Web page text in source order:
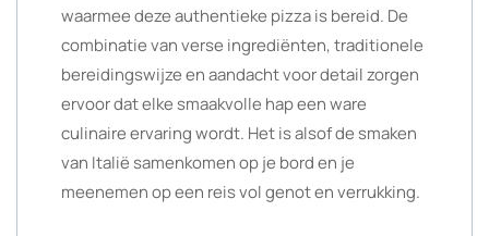
waarmee deze authentieke pizza is bereid. De
combinatie van verse ingrediënten, traditionele
bereidingswijze en aandacht voor detail zorgen
ervoor dat elke smaakvolle hap een ware
culinaire ervaring wordt. Het is alsof de smaken
van Italië samenkomen op je bord en je
meenemen op een reis vol genot en verrukking.